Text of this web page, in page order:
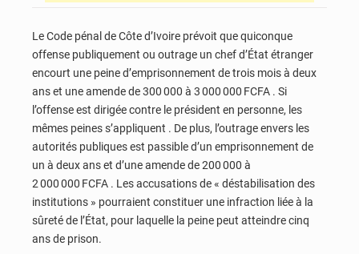
Le Code pénal de Côte d’Ivoire prévoit que quiconque
offense publiquement ou outrage un chef d’État étranger
encourt une peine d’emprisonnement de trois mois à deux
ans et une amende de 300 000 à 3 000 000 FCFA . Si
l’offense est dirigée contre le président en personne, les
mêmes peines s’appliquent . De plus, l’outrage envers les
autorités publiques est passible d’un emprisonnement de
un à deux ans et d’une amende de 200 000 à
2 000 000 FCFA . Les accusations de « déstabilisation des
institutions » pourraient constituer une infraction liée à la
sûreté de l’État, pour laquelle la peine peut atteindre cinq
ans de prison.